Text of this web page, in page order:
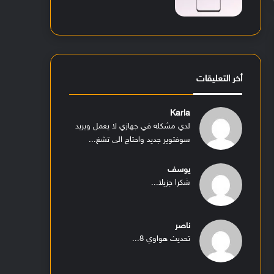
أخر التعليقات
Karla
لدي مشكله في جهازي لا يعمل ويريد
سوفتوير جديد واحتاج الى تشغ...
يوسف
شكرا جزيلا...
ناصر
تحديث هواوي 8...